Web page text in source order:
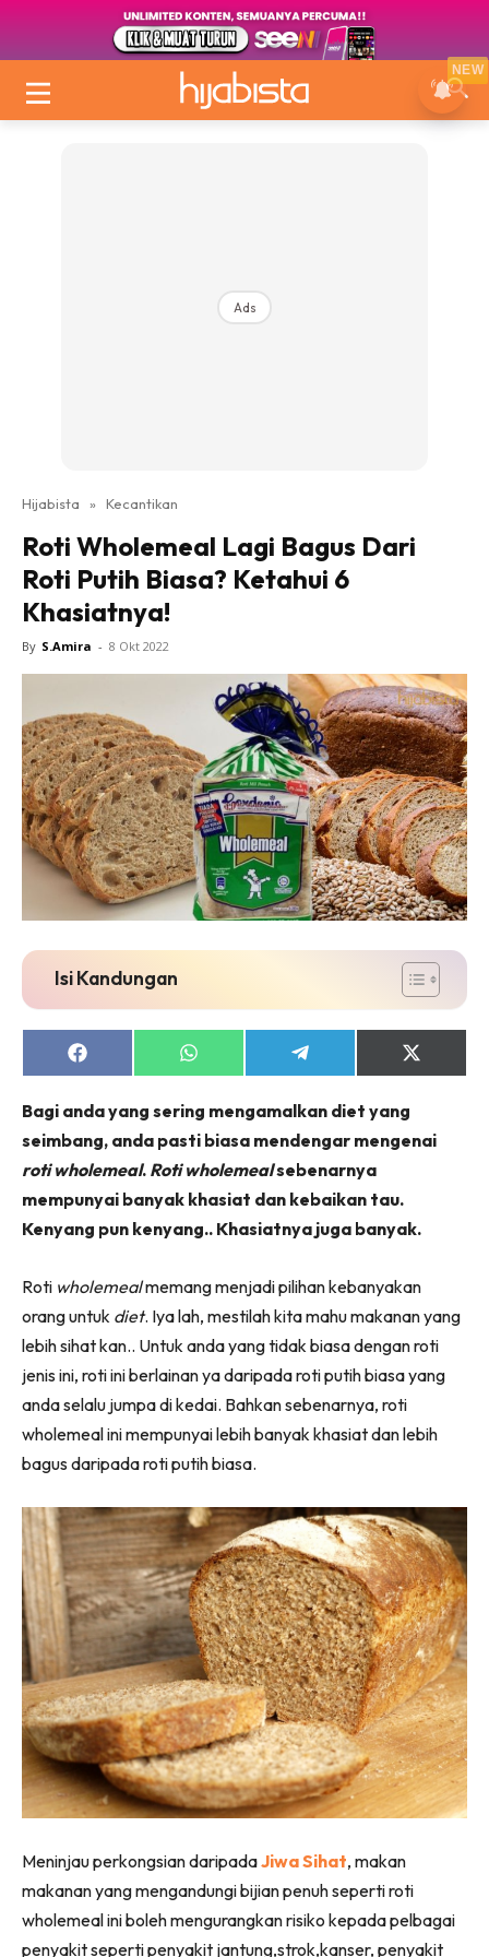
Ads
Hijabista » Kecantikan
Roti Wholemeal Lagi Bagus Dari
Roti Putih Biasa? Ketahui 6
Khasiatnya!
By S.Amira - 8 Okt 2022
Isi Kandungan
Share
on
Share
on
Share
on
Share
on
Bagi anda yang sering mengamalkan diet yang
seimbang, anda pasti biasa mendengar mengenai
roti wholemeal. Roti wholemealsebenarnya
mempunyai banyak khasiat dan kebaikan tau.
Kenyang pun kenyang.. Khasiatnya juga banyak.
Roti wholemealmemang menjadi pilihan kebanyakan
orang untuk diet. Iya lah, mestilah kita mahu makanan yang
lebih sihat kan.. Untuk anda yang tidak biasa dengan roti
jenis ini, roti ini berlainan ya daripada roti putih biasa yang
anda selalu jumpa di kedai. Bahkan sebenarnya, roti
wholemeal ini mempunyai lebih banyak khasiat dan lebih
bagus daripada roti putih biasa.
Meninjau perkongsian daripadaJiwa Sihat, makan
makanan yang mengandungi bijian penuh seperti roti
wholemeal ini boleh mengurangkan risiko kepada pelbagai
penyakit seperti penyakit jantung,strok,kanser, penyakit
NEW